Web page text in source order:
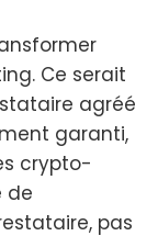
Ce serait
agréé
garanti,
crypto-
de
pas